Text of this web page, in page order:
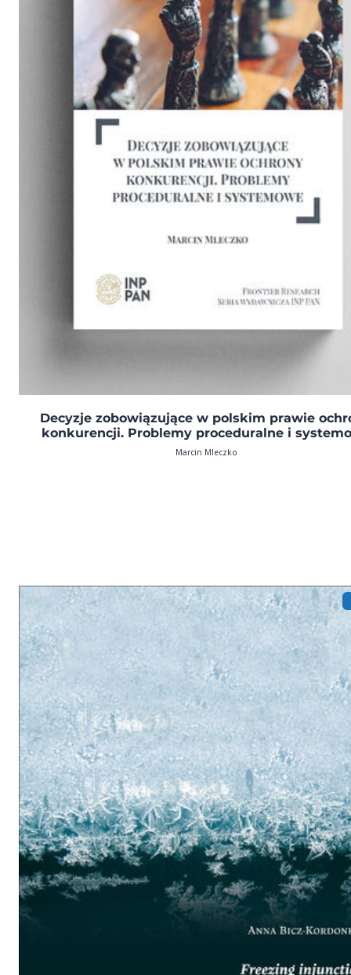
Decyzje zobowiązujące w polskim prawie
konkurencji. Problemy proceduralne i
Marcin Mleczko